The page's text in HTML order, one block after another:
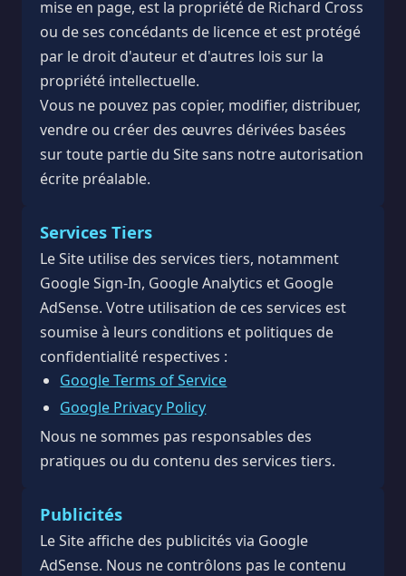
mise en page, est la propriété de Richard Cross
ou de ses concédants de licence et est protégé
par le droit d'auteur et d'autres lois sur la
propriété intellectuelle.
Vous ne pouvez pas copier, modifier, distribuer,
vendre ou créer des œuvres dérivées basées
sur toute partie du Site sans notre autorisation
écrite préalable.
Services Tiers
Le Site utilise des services tiers, notamment
Google Sign-In, Google Analytics et Google
AdSense. Votre utilisation de ces services est
soumise à leurs conditions et politiques de
confidentialité respectives :
Google Terms of Service
Google Privacy Policy
Nous ne sommes pas responsables des
pratiques ou du contenu des services tiers.
Publicités
Le Site affiche des publicités via Google
AdSense. Nous ne contrôlons pas le contenu